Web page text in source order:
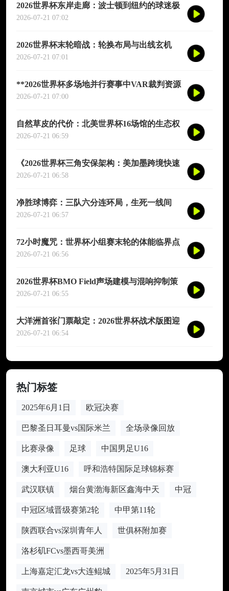
2026世界杯东岸走廊：波士顿到纽约的球迷极
速通道指南
2026-07-21 07:02
2026世界杯末轮暗战：轮换布局与出线玄机
2026-07-21 07:01
**2026世界杯多场地并行赛事中VAR裁判资源
的实时协同调度与弹性分配机制研究**
2026-07-21 07:00
自然草皮的代价：北美世界杯16场馆的生态权
衡与竞技重塑
2026-07-21 06:59
《2026世界杯三角安保架构：美加墨跨境快速
链路与应急联动机制升级策略》
2026-07-21 06:58
净胜球博弈：三队六分连环局，生死一线间
2026-07-21 06:57
72小时魔咒：世界杯小组赛末轮的体能临界点
与赛制正义重构
2026-07-21 06:56
2026世界杯BMO Field声场建模与混响抑制策
略：基于实测数据的声学性能评估
2026-07-21 06:55
大洋洲首张门票敲定：2026世界杯战术版图迎
来新变量
2026-07-21 06:54
热门标签
2025年6月1日 欧冠决赛
巴黎圣日耳曼vs国际米兰 全场录像回放
比赛录像 足球 中国男足U16
澳大利亚U16 呼和浩特国际足球锦标赛
武汉联镇 烟台黄渤海新区鑫海中天 中冠
中冠区域晋级赛第2轮 中甲第11轮
陕西联合vs深圳青年人 世俱杯附加赛
洛杉矶FCvs墨西哥美洲
上海嘉定汇龙vs大连鲲城 2025年5月31日